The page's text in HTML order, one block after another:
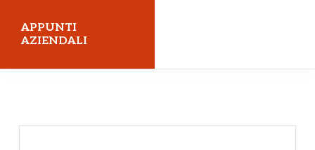
APPUNTI
AZIENDALI